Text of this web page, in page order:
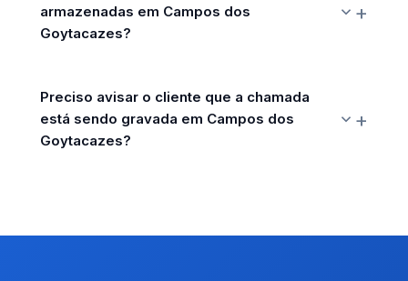
armazenadas em Campos dos
Goytacazes?
Preciso avisar o cliente que a chamada
está sendo gravada em Campos dos
Goytacazes?